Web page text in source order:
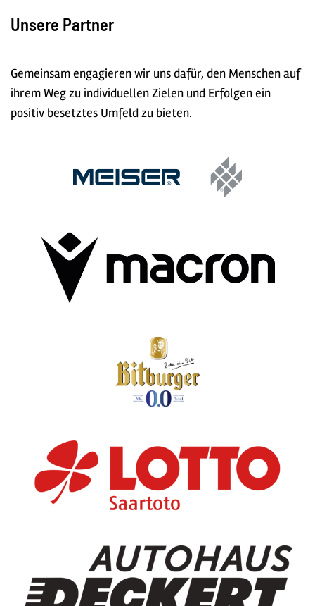
Unsere Partner
Gemeinsam engagieren wir uns dafür, den Menschen auf
ihrem Weg zu individuellen Zielen und Erfolgen ein
positiv besetztes Umfeld zu bieten.